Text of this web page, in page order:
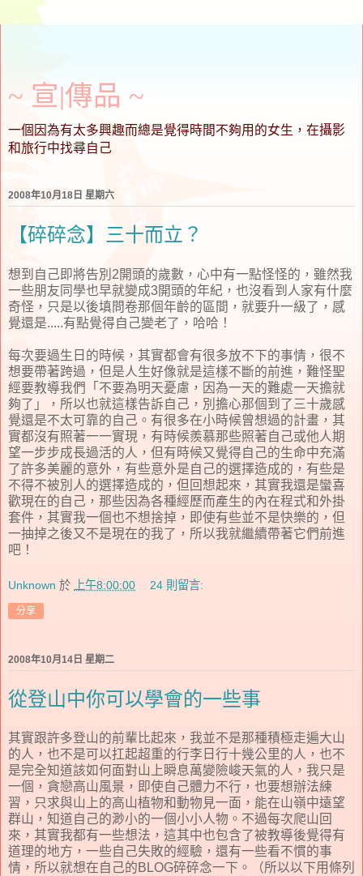
~ 宣∣傳品 ~
一個因為有太多興趣而總是覺得時間不夠用的女生，在攝影
和旅行中找尋自己
2008年10月18日 星期六
【碎碎念】三十而立？
想到自己即將告別2開頭的歲數，心中有一點怪怪的，雖然我
一些朋友同學也早就變成3開頭的年紀，也沒看到人家有什麼
奇怪，只是以後填問卷那個年齡的區間，就要升一級了，感
覺還是.....有點覺得自己變老了，哈哈！
每次要過生日的時候，其實都會有很多放不下的事情，很不
想要帶著跨過，但是人生好像就是這樣不斷的前進，難怪聖
經要教導我們「不要為明天憂慮，因為一天的難處一天擔就
夠了」，所以也就這樣告訴自己，別擔心那個到了三十歲感
覺還是不太可靠的自己。有很多在小時候曾想過的計畫，其
實都沒有照著一一實現，有時候羨慕那些照著自己或他人期
望一步步成長過活的人，但有時候又覺得自己的生命中充滿
了許多美麗的意外，有些意外是自己的選擇造成的，有些是
不得不被別人的選擇造成的，但回想起來，其實我還是蠻喜
歡現在的自己，那些因為各種經歷而產生的內在程式和外掛
套件，其實我一個也不想捨掉，即使有些並不是快樂的，但
一抽掉之後又不是現在的我了，所以我就繼續帶著它們前進
吧！
Unknown 於 上午8:00:00 24 則留言:
分享
2008年10月14日 星期二
從登山中你可以學會的一些事
其實跟許多登山的前輩比起來，我並不是那種積極走遍大山
的人，也不是可以扛起超重的行李日行十幾公里的人，也不
是完全知道該如何面對山上瞬息萬變險峻天氣的人，我只是
一個，貪戀高山風景，即使自己體力不行，也要想辦法練
習，只求與山上的高山植物和動物見一面，能在山嶺中遠望
群山，知道自己的渺小的一個小小人物。不過每次爬山回
來，其實我都有一些想法，這其中也包含了被教導後覺得有
道理的地方，一些自己失敗的經驗，還有一些看不慣的事
情，所以就想在自己的BLOG碎碎念一下。（所以以下用條列